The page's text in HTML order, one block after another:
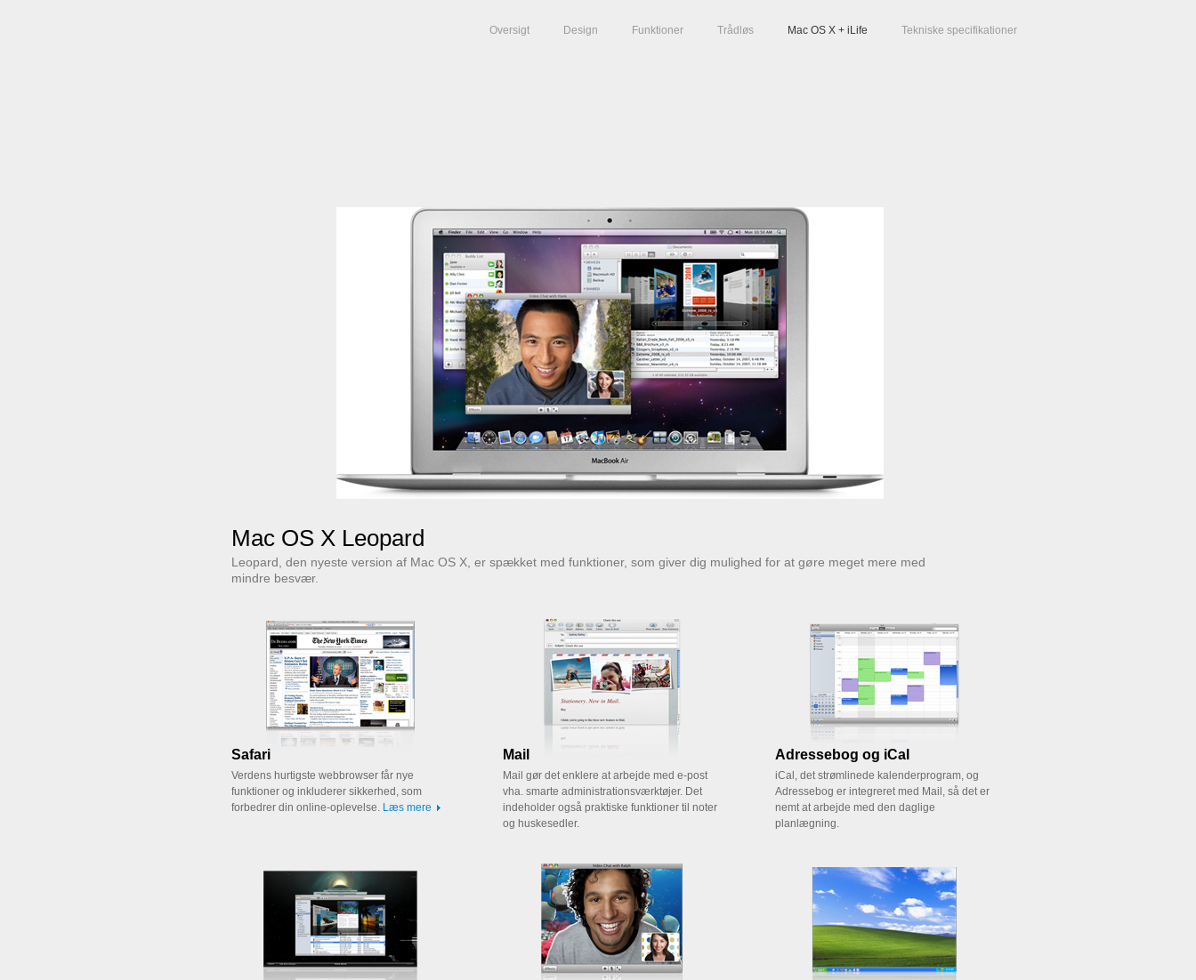
Oversigt Design Funktioner Trådløs Mac OS X + iLife Tekniske specifikationer
Mac OS X Leopard
Leopard, den nyeste version af Mac OS X, er spækket med funktioner, som giver dig mulighed for at gøre meget mere med
mindre besvær.
Safari
Verdens hurtigste webbrowser får nye
funktioner og inkluderer sikkerhed, som
forbedrer din online-oplevelse. Læs mere
Mail
Mail gør det enklere at arbejde med e-post
vha. smarte administrationsværktøjer. Det
indeholder også praktiske funktioner til noter
og huskesedler.
Adressebog og iCal
iCal, det strømlinede kalenderprogram, og
Adressebog er integreret med Mail, så det er
nemt at arbejde med den daglige
planlægning.